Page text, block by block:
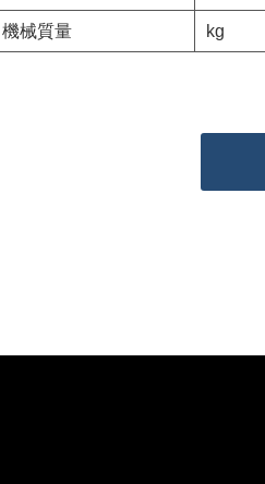
機械質量 kg